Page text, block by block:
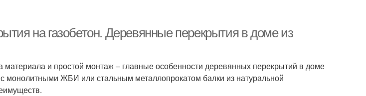
на газобетон. Деревянные перекрытия в доме из
и простой монтаж – главные особенности деревянных перекрытий в доме
с монолитными ЖБИ или стальным металлопрокатом балки из натуральной